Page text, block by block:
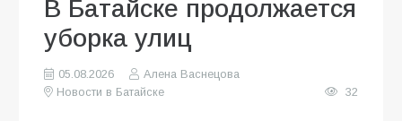
В Батайске продолжается
уборка улиц
05.08.2026
Алена Васнецова
Новости в Батайске
32